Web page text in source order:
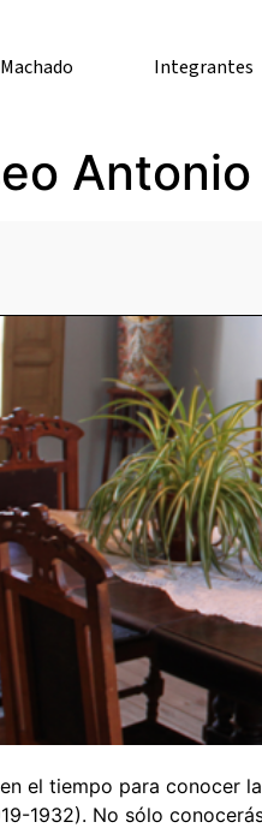
Machado Integrantes
el tiempo para conocer
1932). No sólo